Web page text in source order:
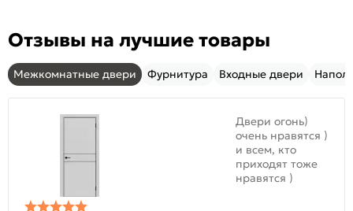
Отзывы на лучшие товары
Межкомнатные двери Фурнитура Входные двери
Двери огонь)
очень нравятся )
и всем, кто
приходят тоже
нравятся )